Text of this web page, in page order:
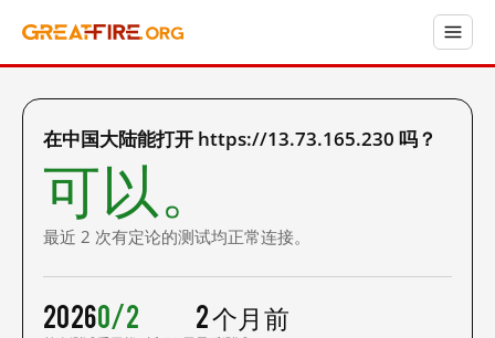
在中国大陆能打开 https://13.73.165.230 吗？
可以。
最近 2 次有定论的测试均正常连接。
20260/2 2 个月前